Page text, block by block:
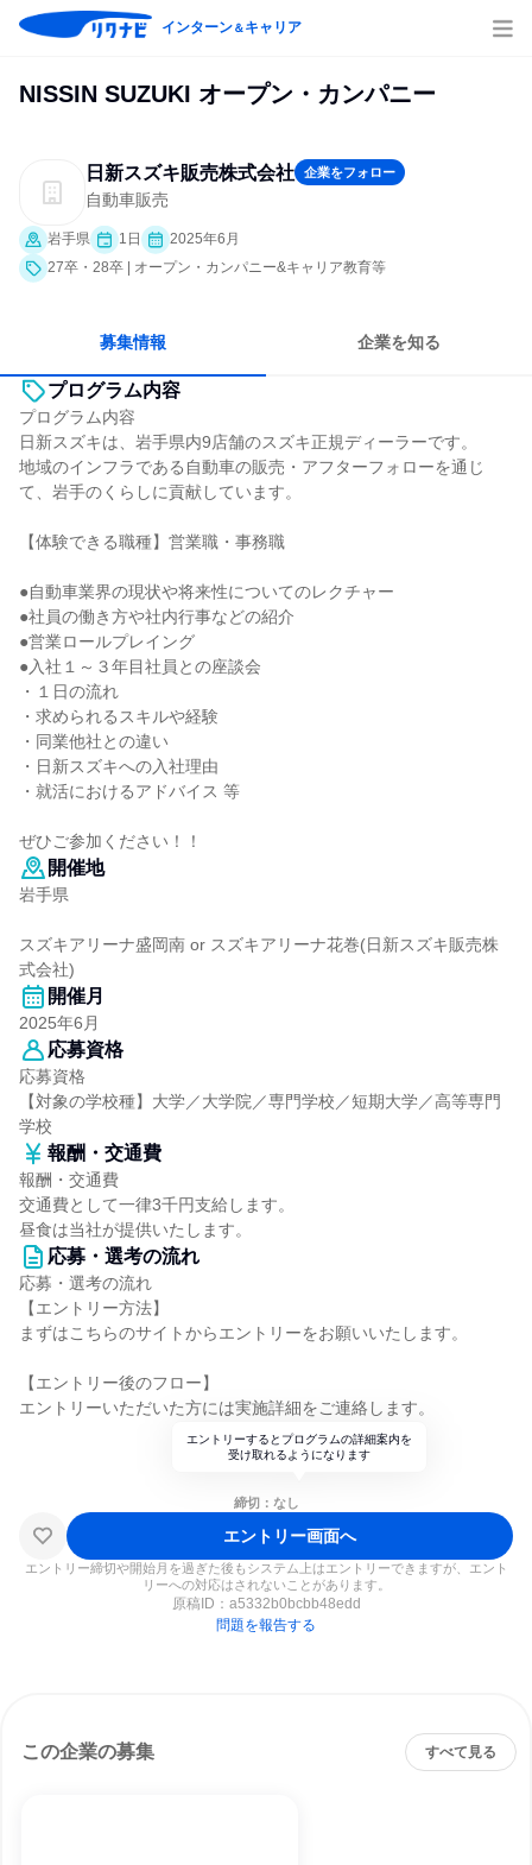
インターン＆キャリア
NISSIN SUZUKI オープン・カンパニー
日新スズキ販売株式会社 企業をフォロー
自動車販売
岩手県 1日
2025年6月
27卒・28卒 | オープン・カンパニー&キャリア教育等
募集情報 企業を知る
プログラム内容
プログラム内容
日新スズキは、岩手県内9店舗のスズキ正規ディーラーです。
地域のインフラである自動車の販売・アフターフォローを通じ
て、岩手のくらしに貢献しています。
【体験できる職種】営業職・事務職
●自動車業界の現状や将来性についてのレクチャー
●社員の働き方や社内行事などの紹介
●営業ロールプレイング
●入社１～３年目社員との座談会
・１日の流れ
・求められるスキルや経験
・同業他社との違い
・日新スズキへの入社理由
・就活におけるアドバイス 等
ぜひご参加ください！！
開催地
岩手県
スズキアリーナ盛岡南 or スズキアリーナ花巻(日新スズキ販売株
式会社)
開催月
2025年6月
応募資格
応募資格
【対象の学校種】大学／大学院／専門学校／短期大学／高等専門
学校
報酬・交通費
報酬・交通費
交通費として一律3千円支給します。
昼食は当社が提供いたします。
応募・選考の流れ
応募・選考の流れ
【エントリー方法】
まずはこちらのサイトからエントリーをお願いいたします。
【エントリー後のフロー】
エントリーいただいた方には実施詳細をご連絡します。
エントリーするとプログラムの詳細案内を
受け取れるようになります
締切：なし
エントリー画面へ
エントリー締切や開始月を過ぎた後もシステム上はエントリーできますが、エント
リーへの対応はされないことがあります。
原稿ID： a5332b0bcbb48edd
問題を報告する
この企業の募集 すべて見る